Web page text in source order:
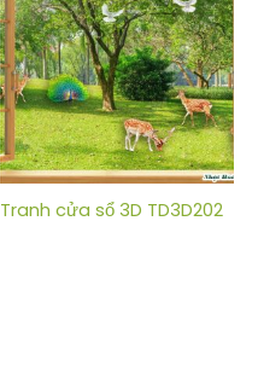
Tranh cửa sổ 3D TD3D202